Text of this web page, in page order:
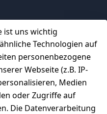
ist uns wichtig
Technologien auf
personenbezogene
Webseite (z.B. IP-
Medien
oder Zugriffe auf
Die Datenverarbeitung